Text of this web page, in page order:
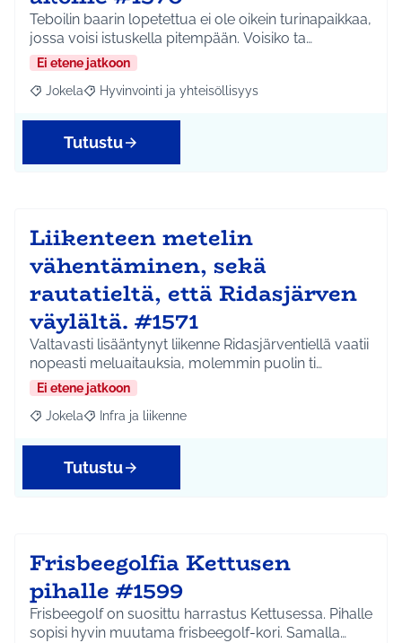
Teboilin baarin lopetettua ei ole oikein turinapaikkaa,
jossa voisi istuskella pitempään. Voisiko ta…
Ei etene jatkoon
Rajaa tulokset aihepiirin mukaan: Jokela
Jokela Rajaa tulokset teeman mukaan: Hyvinvointi ja
Hyvinvointi ja yhteisöllisyys
Tutustu
Liikenteen metelin
vähentäminen, sekä
rautatieltä, että Ridasjärven
väylältä. #1571
Valtavasti lisääntynyt liikenne Ridasjärventiellä vaatii
nopeasti meluaitauksia, molemmin puolin ti…
Ei etene jatkoon
Rajaa tulokset aihepiirin mukaan: Jokela
Jokela Rajaa tulokset teeman mukaan: Infra ja liikenne
Infra ja liikenne
Tutustu
Frisbeegolfia Kettusen
pihalle #1599
Frisbeegolf on suosittu harrastus Kettusessa. Pihalle
sopisi hyvin muutama frisbeegolf-kori. Samalla…